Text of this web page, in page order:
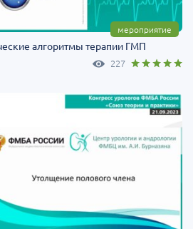
мероприятие
алгоритмы терапии ГМП
227